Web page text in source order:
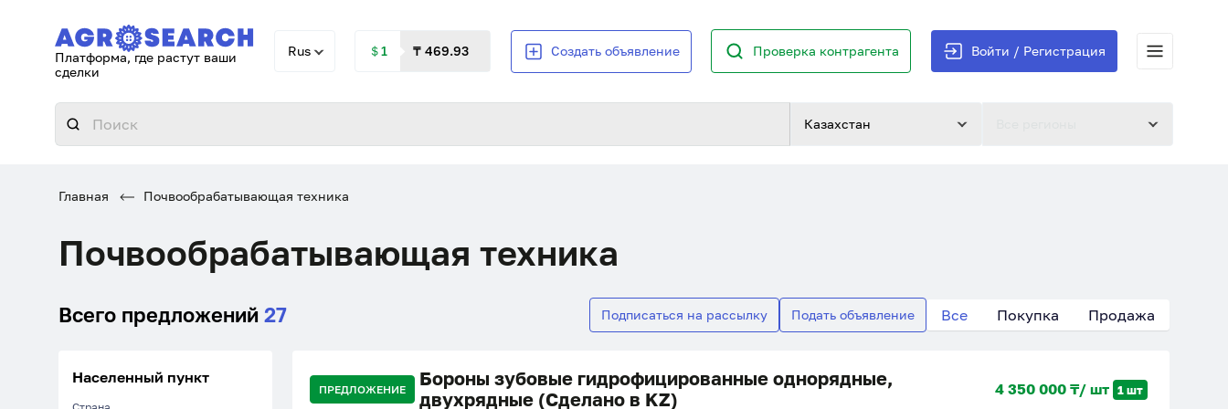
Платформа, где растут ваши
сделки
Rus ＄1 ₸ 469.93 Создать объявление Проверка контрагента Войти / Регистрация
Казахстан
Главная Почвообрабатывающая техника
Почвообрабатывающая техника
Всего предложений 27 Подписаться на рассылку Подать объявление Все Покупка Продажа
Населенный пункт
ПРЕДЛОЖЕНИЕ
Бороны зубовые гидрофицированные однорядные,
двухрядные (Сделано в KZ)
4 350 000 ₸/ шт 1 шт